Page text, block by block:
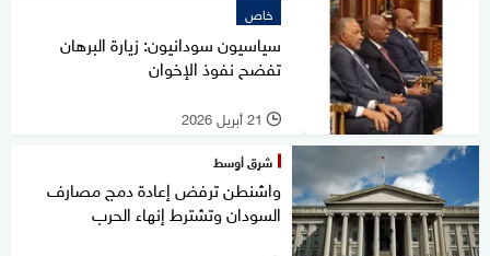
خاص
سياسيون سودانيون: زيارة البرهان
تفضح نفوذ الإخوان
l 21 أبريل 2026
شرق أوسط
واشنطن ترفض إعادة دمج مصارف
السودان وتشترط إنهاء الحرب